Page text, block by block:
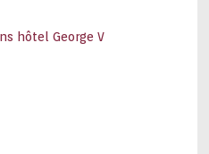
hôtel George V